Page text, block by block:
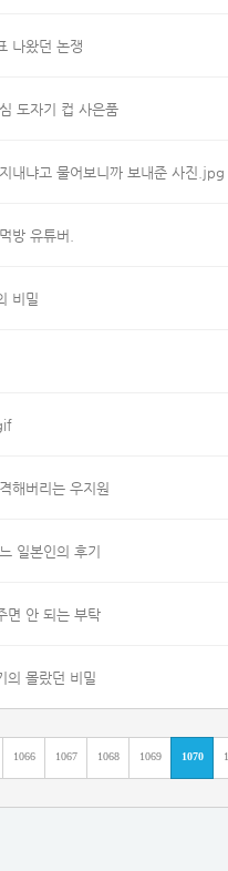
나왔던 논쟁
도자기 컵 사은품
내냐고 물어보니까 보내준 사진.jpg
방 유튜버.
비밀
해버리는 우지원
일본인의 후기
면 안 되는 부탁
의 몰랐던 비밀
1066 1067 1068 1069 1070